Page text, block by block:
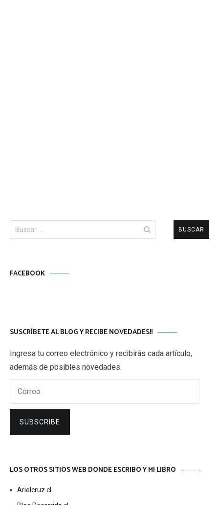
Buscar:
FACEBOOK
SUSCRÍBETE AL BLOG Y RECIBE NOVEDADES!!
Ingresa tu correo electrónico y recibirás cada artículo,
además de posibles novedades.
SUBSCRIBE
LOS OTROS SITIOS WEB DONDE ESCRIBO Y MI LIBRO
Arielcruz.cl